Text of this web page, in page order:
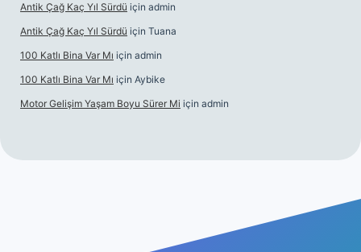
Antik Çağ Kaç Yıl Sürdü için admin
Antik Çağ Kaç Yıl Sürdü için Tuana
100 Katlı Bina Var Mı için admin
100 Katlı Bina Var Mı için Aybike
Motor Gelişim Yaşam Boyu Sürer Mi için admin